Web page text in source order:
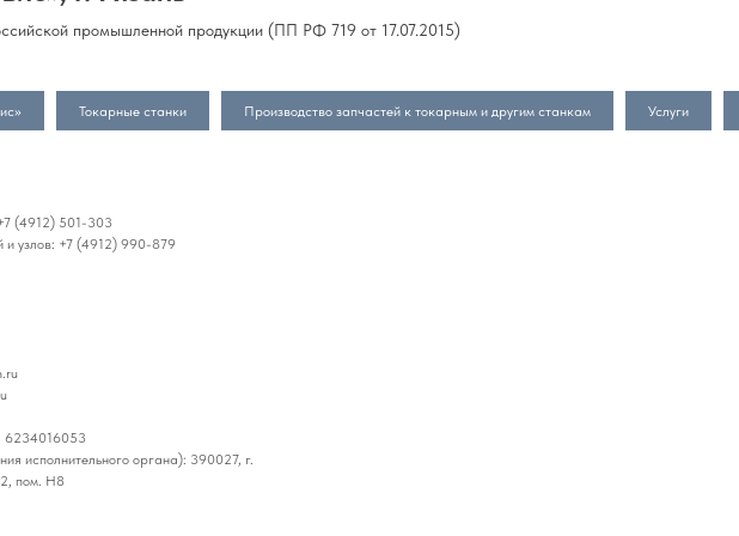
промышленной продукции (ПП РФ 719 от 17.07.2015)
Токарные станки Производство запчастей к токарным и другим станкам Услуги
(4912) 501-303
узлов: +7 (4912) 990-879
исполнительного органа): 390027, г.
пом. Н8